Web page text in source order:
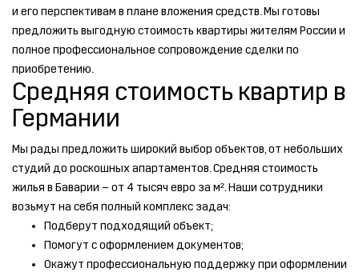
и его перспективам в плане вложения средств. Мы готовы
предложить выгодную стоимость квартиры жителям России и
полное профессиональное сопровождение сделки по
приобретению.
Средняя стоимость квартир в
Германии
Мы рады предложить широкий выбор объектов, от небольших
студий до роскошных апартаментов. Средняя стоимость
жилья в Баварии – от 4 тысяч евро за м². Наши сотрудники
возьмут на себя полный комплекс задач:
Подберут подходящий объект;
Помогут с оформлением документов;
Окажут профессиональную поддержку при оформлении